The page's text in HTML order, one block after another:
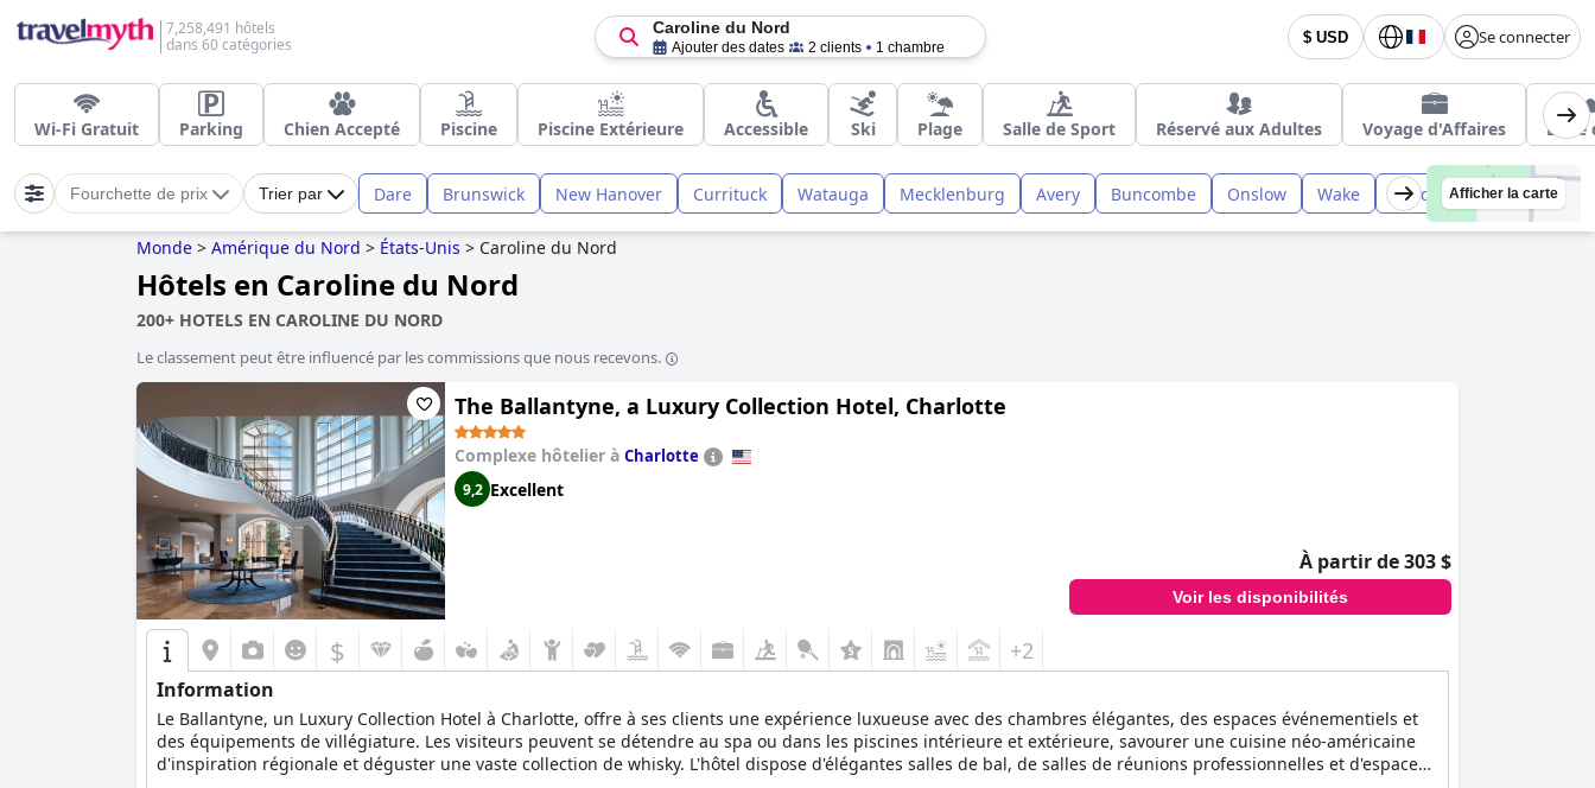
7,258,491 hôtels
dans 60 catégories
$ USD Se connecter
Caroline du Nord
Ajouter des dates 2 clients 1 chambre
Wi-Fi Gratuit Parking Chien Accepté Piscine Piscine Extérieure Accessible Ski Plage Salle de Sport Réservé aux Adultes Voyage d'Affaires Lune
Fourchette de prix Trier par Dare Brunswick New Hanover Currituck Watauga Mecklenburg Avery Buncombe Onslow Wake Pender Carteret
Afficher la carte
Monde > Amérique du Nord > États-Unis > Caroline du Nord
Hôtels en Caroline du Nord
200+ HOTELS EN CAROLINE DU NORD
Le classement peut être influencé par les commissions que nous recevons.
The Ballantyne, a Luxury Collection Hotel, Charlotte
Complexe hôtelier à Charlotte
9,2 Excellent
À partir de 303 $
Voir les disponibilités
$ +2
Information
Le Ballantyne, un Luxury Collection Hotel à Charlotte, offre à ses clients une expérience luxueuse avec des chambres élégantes, des espaces événementiels et
des équipements de villégiature. Les visiteurs peuvent se détendre au spa ou dans les piscines intérieure et extérieure, savourer une cuisine néo-américaine
d'inspiration régionale et déguster une vaste collection de whisky. L'hôtel dispose d'élégantes salles de bal, de salles de réunions professionnelles et d'espaces